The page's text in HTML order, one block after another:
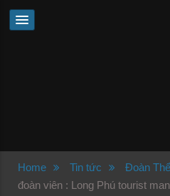
Home Tin tức Đoàn Thể
đoàn viên : Long Phú tourist